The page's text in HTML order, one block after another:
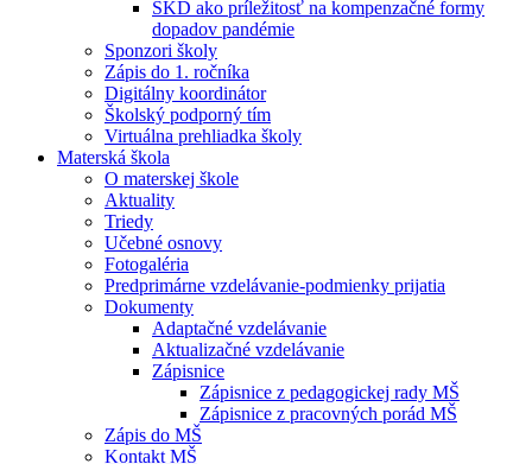
ŠKD ako príležitosť na kompenzačné formy
dopadov pandémie
Sponzori školy
Zápis do 1. ročníka
Digitálny koordinátor
Školský podporný tím
Virtuálna prehliadka školy
Materská škola
O materskej škole
Aktuality
Triedy
Učebné osnovy
Fotogaléria
Predprimárne vzdelávanie-podmienky prijatia
Dokumenty
Adaptačné vzdelávanie
Aktualizačné vzdelávanie
Zápisnice
Zápisnice z pedagogickej rady MŠ
Zápisnice z pracovných porád MŠ
Zápis do MŠ
Kontakt MŠ